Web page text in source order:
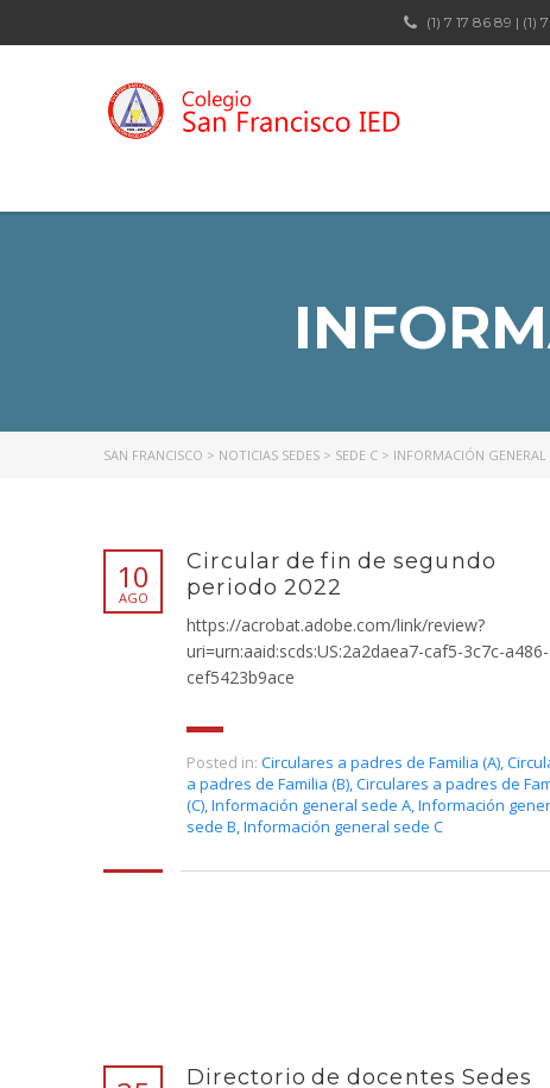
(1) 7 17 86 89 | (1)
SAN FRANCISCO > NOTICIAS SEDES > SEDE C > INFORMACIÓN GENERAL
10
AGO
Circular de fin de segundo
periodo 2022
https://acrobat.adobe.com/link/review?
uri=urn:aaid:scds:US:2a2daea7-caf5-3c7c-a486-
cef5423b9ace
Posted in: Circulares a padres de Familia (A),
a padres de Familia (B),Circulares a padres de
(C),Información general sede A,Información
sede B,Información general sede C
Directorio de docentes Sedes